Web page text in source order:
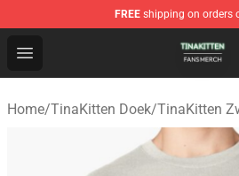
FREE shipping on orders
Open menu
TinaKitten Shop - Official
Home/TinaKitten Doek/TinaKitten